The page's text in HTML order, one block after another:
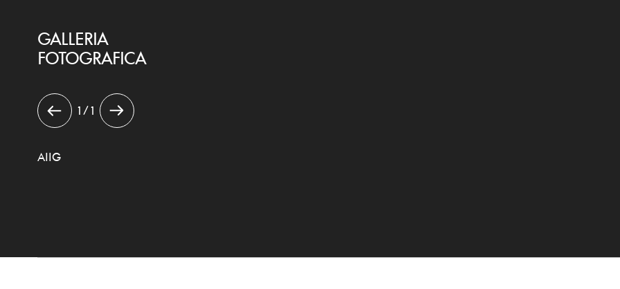
GALLERIA
FOTOGRAFICA
1 / 1
AIIG